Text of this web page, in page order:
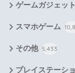
ゲームガジェット
スマホゲーム
その他 5,433
プレイステーシ